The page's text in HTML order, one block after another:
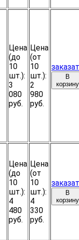
Цена
(до
10
шт.):
3
080
руб.
Цена
(от
10
шт.):
2
980
руб.
В
корзину
Цена
(до
10
шт.):
4
480
руб.
Цена
(от
10
шт.):
4
330
руб.
В
корзину